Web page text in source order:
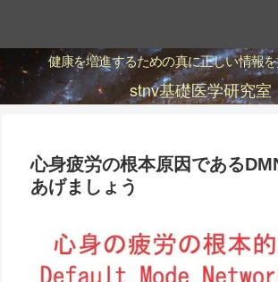
健康を増進するための真に正しい情報を
stnv基礎医学研究室
心身疲労の根本原因である
あげましょう